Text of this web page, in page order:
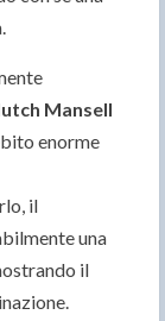
Mansell
enorme
il
una
il